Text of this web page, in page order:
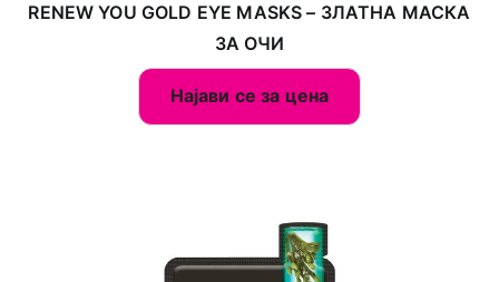
RENEW YOU GOLD EYE MASKS – ЗЛАТНА МАСКА
ЗА ОЧИ
Најави се за цена